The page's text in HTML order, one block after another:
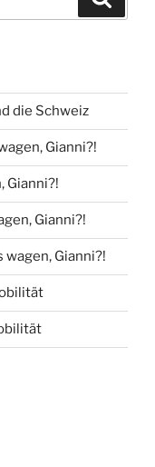
die Schweiz
Gianni?!
Gianni?!
Gianni?!
Gianni?!